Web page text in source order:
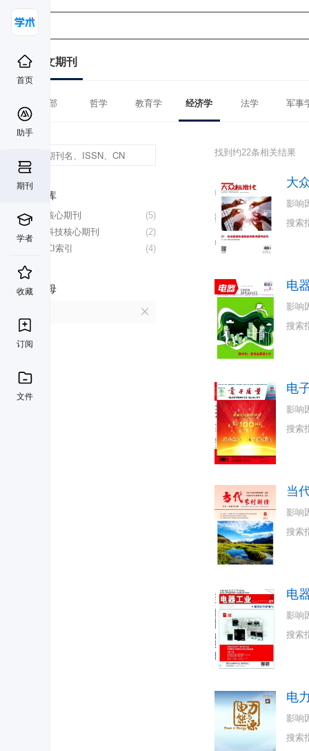
首页
助手
期刊
学者
收藏
订阅
文件
中文期刊
全部 哲学 教育学 经济学 法学 军事
数据库
(5)
北大核心期刊
(2)
中国科技核心期刊
(4)
CSSCI索引
首字母
找到约22条相关结果
大
影响
搜索
电
影响
搜索
电
影响
搜索
当
影响
搜索
电
影响
搜索
电
影响
搜索